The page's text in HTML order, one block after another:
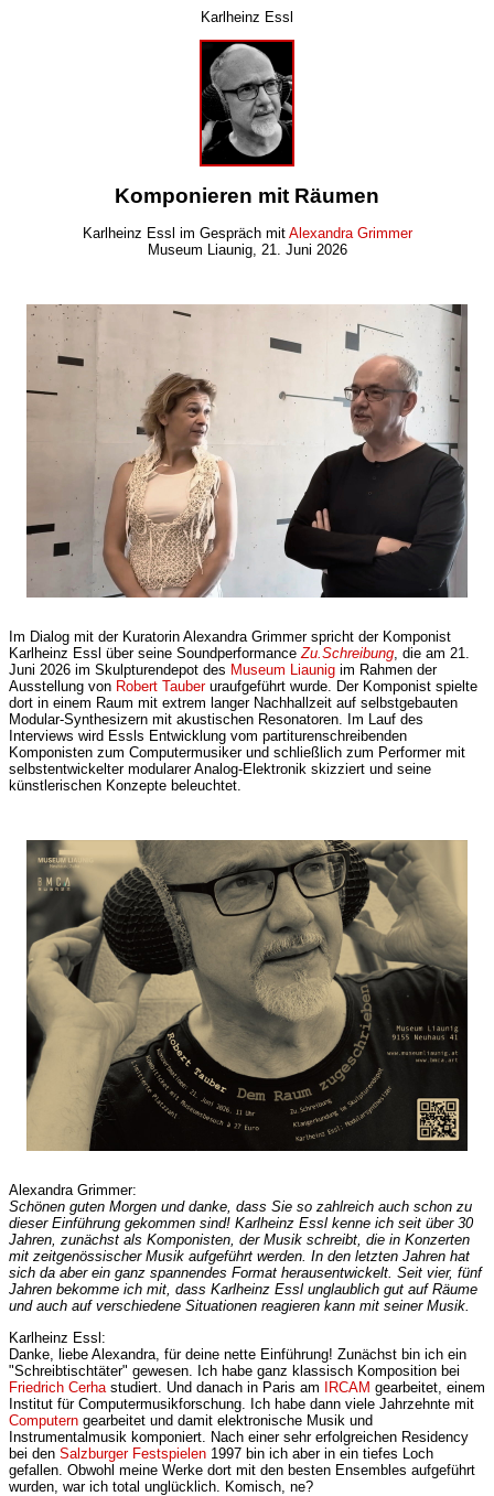
Karlheinz Essl
Komponieren mit Räumen
Karlheinz Essl im Gespräch mit Alexandra Grimmer
Museum Liaunig, 21. Juni 2026
Im Dialog mit der Kuratorin Alexandra Grimmer spricht der Komponist
Karlheinz Essl über seine SoundperformanceZu.Schreibung, die am 21.
Juni 2026 im Skulpturendepot des Museum Liaunig im Rahmen der
Ausstellung von Robert Tauberuraufgeführt wurde. Der Komponist spielte
dort in einem Raum mit extrem langer Nachhallzeit auf selbstgebauten
Modular-Synthesizern mit akustischen Resonatoren. Im Lauf des
Interviews wird Essls Entwicklung vom partiturenschreibenden
Komponisten zum Computermusiker und schließlich zum Performer mit
selbstentwickelter modularer Analog-Elektronik skizziert und seine
künstlerischen Konzepte beleuchtet.
Alexandra Grimmer:
Schönen guten Morgen und danke, dass Sie so zahlreich auch schon zu
dieser Einführung gekommen sind! Karlheinz Essl kenne ich seit über 30
Jahren, zunächst als Komponisten, der Musik schreibt, die in Konzerten
mit zeitgenössischer Musik aufgeführt werden. In den letzten Jahren hat
sich da aber ein ganz spannendes Format herausentwickelt. Seit vier, fünf
Jahren bekomme ich mit, dass Karlheinz Essl unglaublich gut auf Räume
und auch auf verschiedene Situationen reagieren kann mit seiner Musik.
Karlheinz Essl:
Danke, liebe Alexandra, für deine nette Einführung! Zunächst bin ich ein
"Schreibtischtäter" gewesen. Ich habe ganz klassisch Komposition bei
Friedrich Cerha studiert. Und danach in Paris am IRCAM gearbeitet, einem
Institut für Computermusikforschung. Ich habe dann viele Jahrzehnte mit
Computern gearbeitet und damit elektronische Musik und
Instrumentalmusik komponiert. Nach einer sehr erfolgreichen Residency
bei den Salzburger Festspielen 1997 bin ich aber in ein tiefes Loch
gefallen. Obwohl meine Werke dort mit den besten Ensembles aufgeführt
wurden, war ich total unglücklich. Komisch, ne?